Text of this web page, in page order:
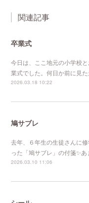
関連記事
卒業式
今日は、ここ地元の小学校
業式でした。何日か前に見
2026.03.18 10:22
鳩サブレ
去年、６年生の生徒さんに
った「鳩サブレ」の付箋✨
2026.03.10 11:06